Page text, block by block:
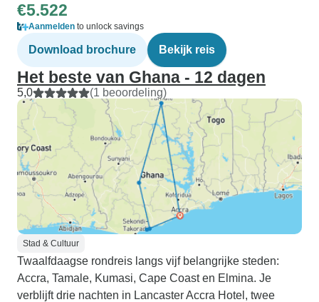
€5.522
Aanmelden to unlock savings
Download brochure Bekijk reis
Het beste van Ghana - 12 dagen
5,0 (1 beoordeling)
Stad & Cultuur
Twaalfdaagse rondreis langs vijf belangrijke steden:
Accra, Tamale, Kumasi, Cape Coast en Elmina. Je
verblijft drie nachten in Lancaster Accra Hotel, twee